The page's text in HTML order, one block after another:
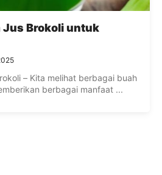
Brokoli untuk
– Kita melihat berbagai buah
berbagai manfaat ...